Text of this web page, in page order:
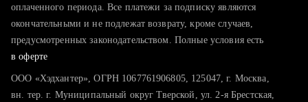
оплаченного периода. Все платежи за подписку являются
окончательными и не подлежат возврату, кроме случаев,
предусмотренных законодательством. Полные условия есть
в оферте
ООО «Хэдхантер», ОГРН 1067761906805, 125047, г. Москва,
вн. тер. г. Муниципальный округ Тверской, ул. 2-я Брестская,